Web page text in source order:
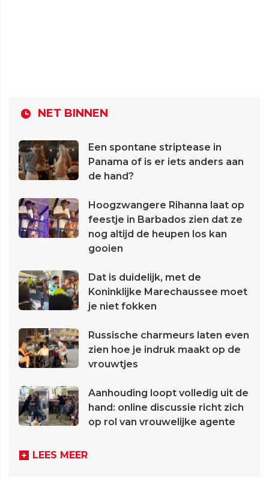
NET BINNEN
Een spontane striptease in
Panama of is er iets anders aan
de hand?
Hoogzwangere Rihanna laat op
feestje in Barbados zien dat ze
nog altijd de heupen los kan
gooien
Dat is duidelijk, met de
Koninklijke Marechaussee moet
je niet fokken
Russische charmeurs laten even
zien hoe je indruk maakt op de
vrouwtjes
Aanhouding loopt volledig uit de
hand: online discussie richt zich
op rol van vrouwelijke agente
LEES MEER